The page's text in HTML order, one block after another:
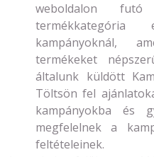
weboldalon futó
kampányoknál,
termékeket
általunk küldött
Töltsön fel
kampányokba és
megfelelnek a
feltételeinek.